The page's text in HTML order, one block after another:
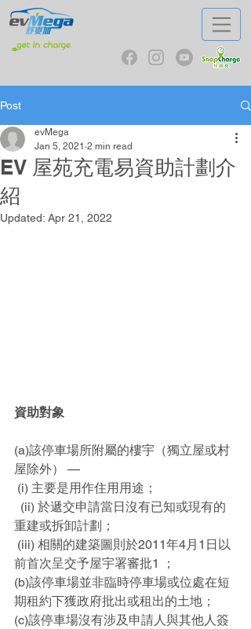
Post
EV 屋苑充電易資助計劃介
紹
evMega
Jan 5, 2021 2 min read
Updated: Apr 21, 2022
資助對象
(a)該停車場所附屬的樓宇（獨立屋或村
屋除外） —
(i) 主要是用作住用用途；
重建或拆卸計劃；
前首次呈交予屋宇署審批1 ；
(b)該停車場並非臨時停車場或位處在短
期租約下獲政府批出或租出的土地；
(c)該停車場沒有涉及申請人與其他人簽